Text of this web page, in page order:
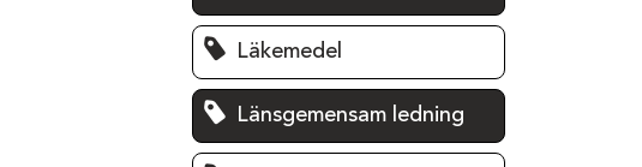
Läkemedel
Länsgemensam ledning